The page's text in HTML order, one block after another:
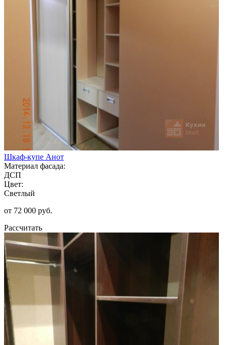
Шкаф-купе Анот
Материал фасада:
ДСП
Цвет:
Светлый
от 72 000 руб.
Рассчитать